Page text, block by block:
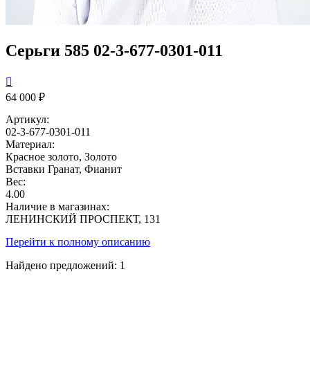
Серьги 585 02-3-677-0301-011

64 000 ₽
Артикул:
02-3-677-0301-011
Материал:
Красное золото, Золото
Вставки Гранат, Фианит
Вес:
4.00
Наличие в магазинах:
ЛЕНИНСКИЙ ПРОСПЕКТ, 131
Перейти к полному описанию
Найдено предложений: 1